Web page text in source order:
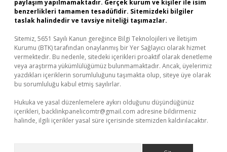
paylaşım yapılmamaktadır. Gerçek kurum ve kişiler ile isim
benzerlikleri tamamen tesadüfidir. Sitemizdeki bilgiler
taslak halindedir ve tavsiye niteliği taşımazlar.
Sitemiz, 5651 Sayılı Kanun gereğince Bilgi Teknolojileri ve İletişim
Kurumu (BTK) tarafından onaylanmış bir Yer Sağlayıcı olarak hizmet
vermektedir. Bu nedenle, sitedeki içerikleri proaktif olarak denetleme
veya araştırma yükümlülüğümüz bulunmamaktadır. Ancak, üyelerimiz
yazdıkları içeriklerin sorumluluğunu taşımakta olup, siteye üye olarak
bu sorumluluğu kabul etmiş sayılırlar.
Hukuka ve yasal düzenlemelere aykırı olduğunu düşündüğünüz
içerikleri, backlinkpanelicomtr@gmail.com adresine bildirmeniz
halinde, ilgili içerikler yasal süre içerisinde sitemizden kaldırılacaktır.